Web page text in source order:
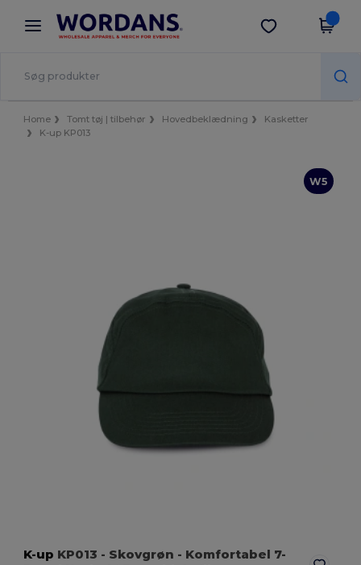
× Wordans-app
Bedre priser i appen!
Hent app
Home Tomt tøj | tilbehør Hovedbeklædning
Kasketter
K-up KP013
W5
K-up KP013 - Skovgrøn - Komfortabel 7-